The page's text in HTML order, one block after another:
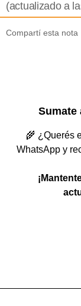
(actualizado a
Compartí esta nota
Sumate
🌾 ¿Querés
WhatsApp y